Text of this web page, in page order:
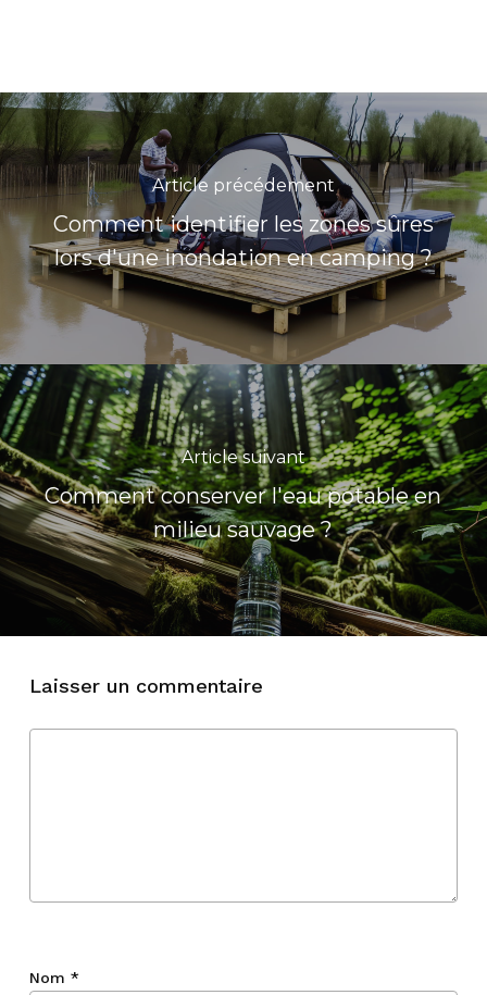
Article précédement
Comment identifier les zones sûres
lors d'une inondation en camping ?
Article suivant
Comment conserver l'eau potable en
milieu sauvage ?
Laisser un commentaire
Nom *